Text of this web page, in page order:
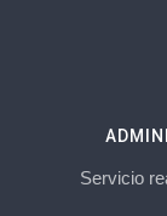
Servicio